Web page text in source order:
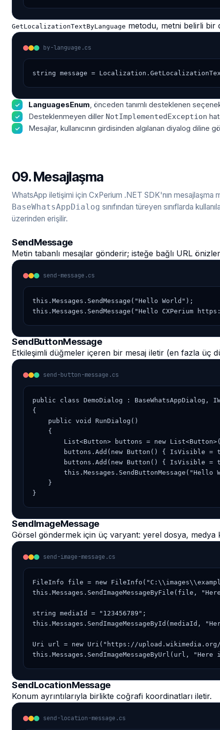
GetLocalizationTextByLanguage metodu, metni belirli bir
by-language.cs
string message =
LanguagesEnum, önceden tanımlı desteklenen
Desteklenmeyen diller NotImplementedException
Mesajlar, kullanıcının girdisinden algılanan diyalog diline
09. Mesajlaşma
WhatsApp iletişimi için CxPerium .NET SDK'nın mesajlaşma
BaseWhatsAppDialog sınıfından türeyen sınıflarda
üzerinden erişilir.
SendMessage
Metin tabanlı mesajlar gönderir; isteğe bağlı URL
send-message.cs
this.Messages.SendMessage("Hello World");
this.Messages.SendMessage("Hello CXPerium
SendButtonMessage
Etkileşimli düğmeler içeren bir mesaj iletir (en fazla üç
send-button-message.cs
public class DemoDialog : BaseWhatsAppDialog,
{
    public void RunDialog()
    {
List<Button> buttons = new
buttons.Add(new Button() { IsVisible =
buttons.Add(new Button() { IsVisible =
this.Messages.SendButtonMessage("Hello
    }
}
SendImageMessage
Görsel göndermek için üç varyant: yerel dosya, medya
send-image-message.cs
FileInfo file = new
this.Messages.SendImageMessageByFile(file,
string mediaId = "123456789";
this.Messages.SendImageMessageById(mediaId,
Uri url = new Uri("https://upload.wikimedia.org/
this.Messages.SendImageMessageByUrl(url,
SendLocationMessage
Konum ayrıntılarıyla birlikte coğrafi koordinatları iletir.
send-location-message.cs